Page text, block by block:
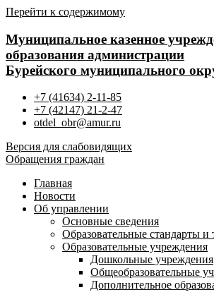
Перейти к содержимому
Муниципальное казенное
образования администрации
Бурейского муниципального
+7 (41634) 2-11-85
+7 (42147) 21-2-47
otdel_obr@amur.ru
Версия для слабовидящих
Обращения граждан
Главная
Новости
Об управлении
Основные сведения
Образовательные стандарты и
Образовательные учреждения
Дошкольные учреждения
Общеобразовательные
Дополнительное